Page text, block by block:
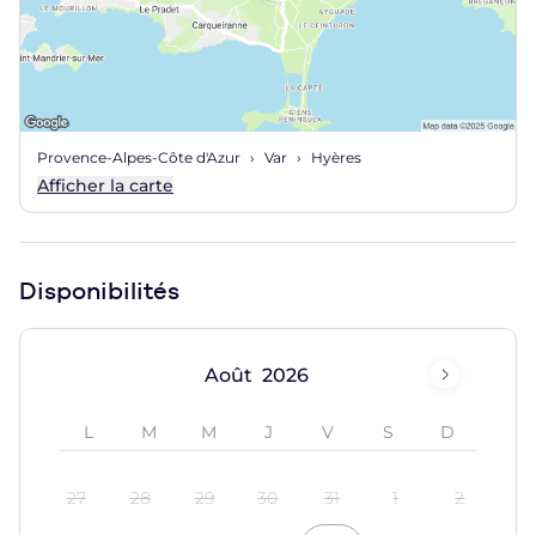
Provence-Alpes-Côte d'Azur Var Hyères
Afficher la carte
Disponibilités
Août
27 28 29 30 31 1 2